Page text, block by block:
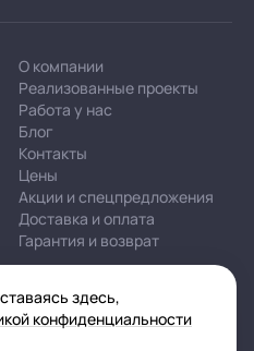
О компании
Реализованные проекты
Работа у нас
Блог
Контакты
Цены
Акции и спецпредложения
Доставка и оплата
Гарантия и возврат
персональных
здесь,
конфиденциальности